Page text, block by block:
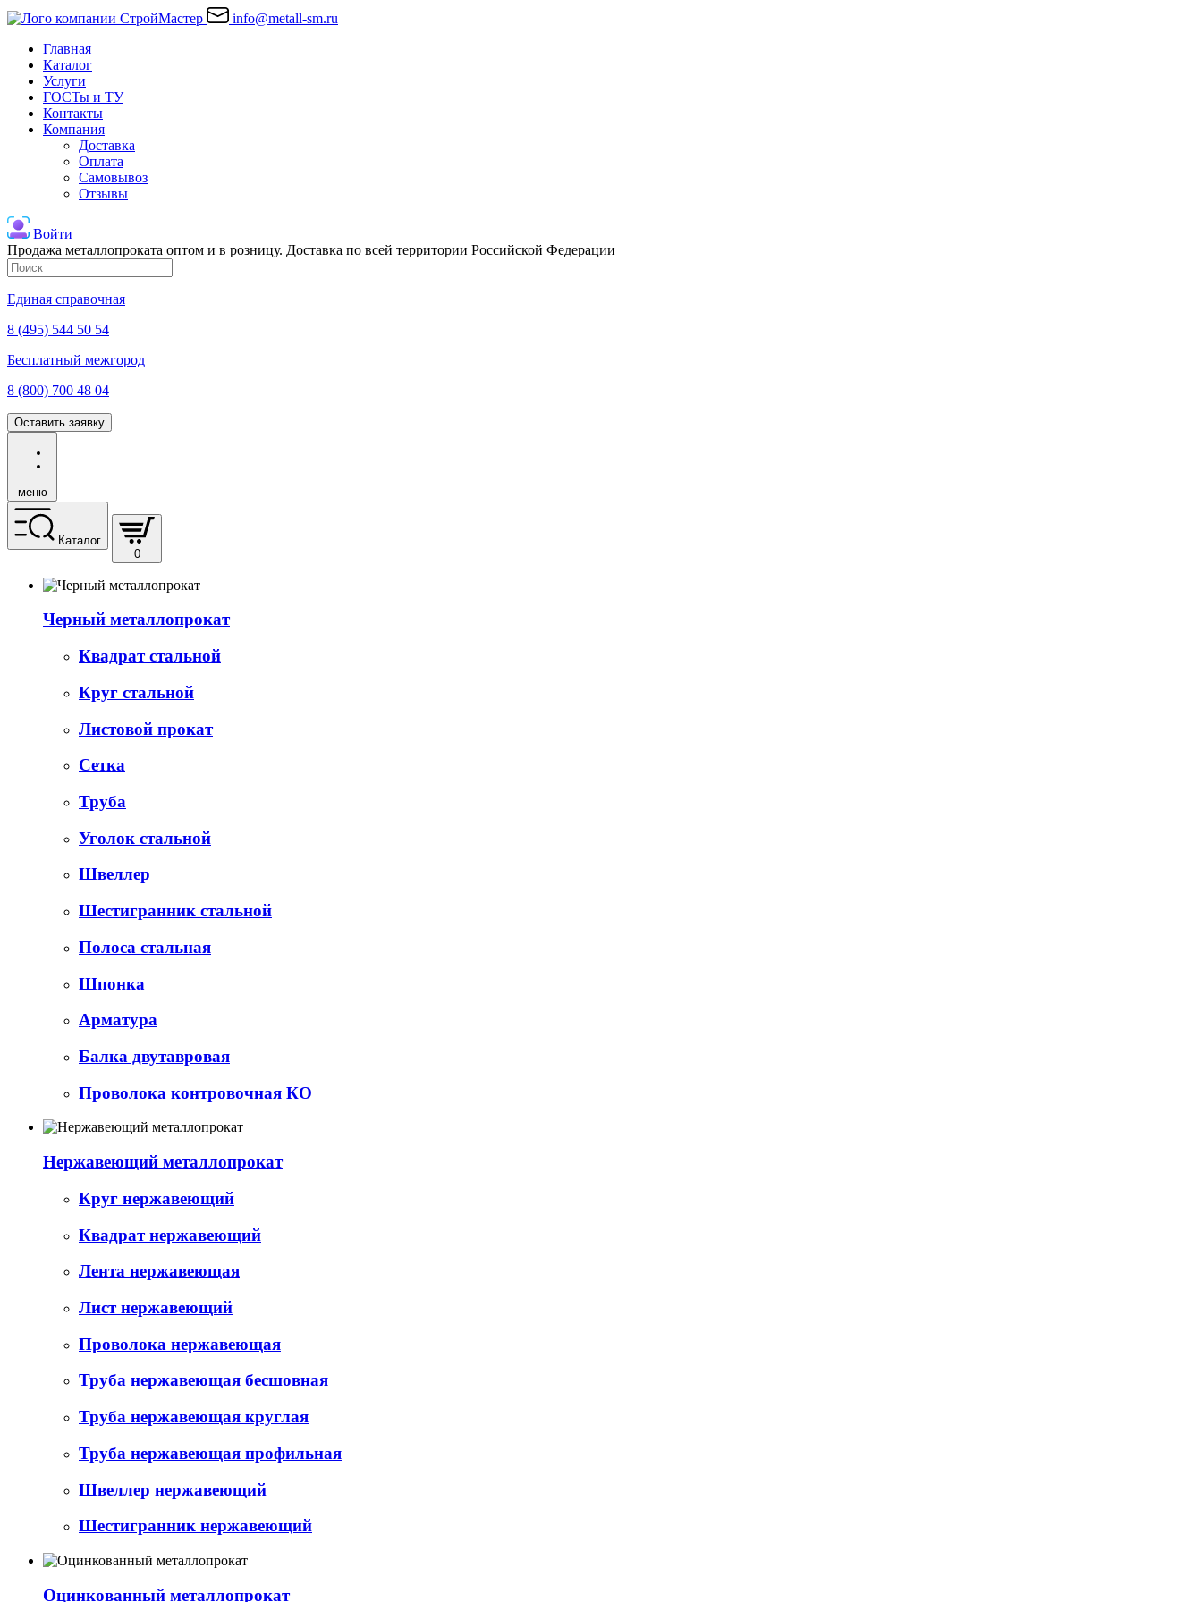
info@metall-sm.ru
Главная
Каталог
Услуги
ГОСТы и ТУ
Контакты
Компания
Доставка
Оплата
Самовывоз
Отзывы
Войти
Продажа металлопроката оптом и в розницу. Доставка по всей территории Российской Федерации
Единая справочная
8 (495) 544 50 54
Бесплатный межгород
8 (800) 700 48 04
Оставить заявку
меню
Каталог
0
Черный металлопрокат
Квадрат стальной
Круг стальной
Листовой прокат
Сетка
Труба
Уголок стальной
Швеллер
Шестигранник стальной
Полоса стальная
Шпонка
Арматура
Балка двутавровая
Проволока контровочная КО
Нержавеющий металлопрокат
Круг нержавеющий
Квадрат нержавеющий
Лента нержавеющая
Лист нержавеющий
Проволока нержавеющая
Труба нержавеющая бесшовная
Труба нержавеющая круглая
Труба нержавеющая профильная
Швеллер нержавеющий
Шестигранник нержавеющий
Оцинкованный металлопрокат